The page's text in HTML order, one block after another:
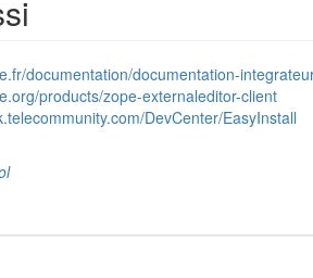
documentation/documentation-
products/zope-externaleditor-client
DevCenter/EasyInstall